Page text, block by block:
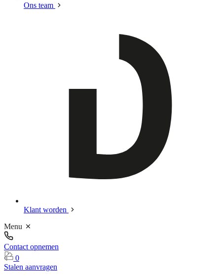
Ons team
Klant worden
Menu
Contact opnemen
0
Stalen aanvragen